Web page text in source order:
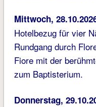
Mittwoch,
Hotelbezug für vier
Rundgang durch
Fiore mit der
zum Baptisterium.
Donnerstag,